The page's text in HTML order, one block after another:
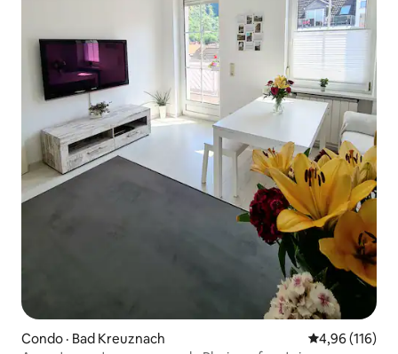
Condo · Bad Kreuznach Note
4,96 (116)